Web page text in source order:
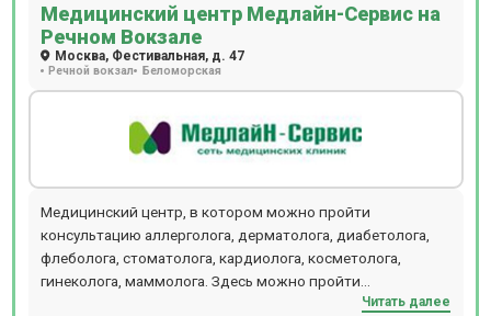
Медицинский центр Медлайн-Сервис на
Речном Вокзале
Москва, Фестивальная, д. 47
Речной вокзал Беломорская
Медицинский центр, в котором можно пройти
консультацию аллерголога, дерматолога, диабетолога,
флеболога, стоматолога, кардиолога, косметолога,
гинеколога, маммолога. Здесь можно пройти
ультразвуковые исследования (УЗИ 3D и 4D), посетить
Читать далее